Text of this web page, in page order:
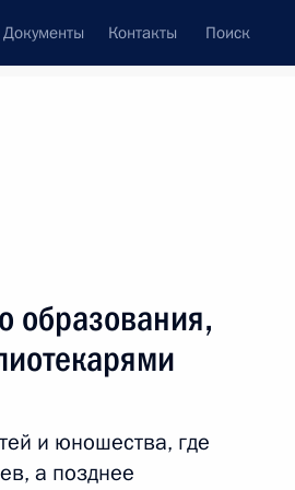
Документы Контакты Поиск
образования,
и юношества, где
а позднее